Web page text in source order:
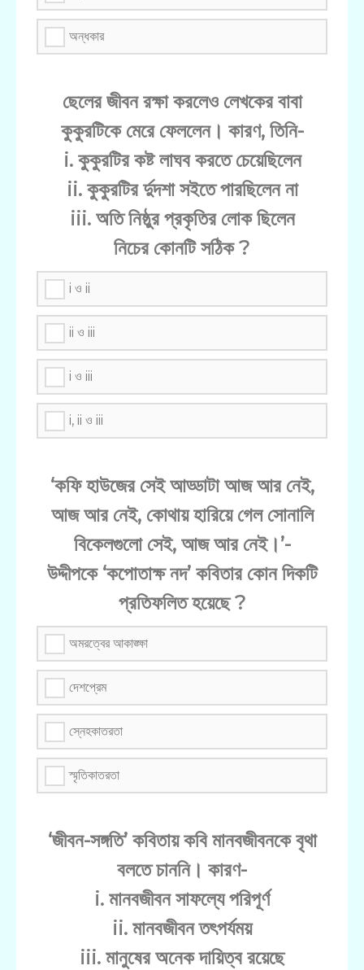
অন্ধকার
ছেলের জীবন রক্ষা করলেও লেখকের বাবা
কুকুরটিকে মেরে ফেললেন। কারণ, তিনি-
i. কুকুরটির কষ্ট লাঘব করতে চেয়েছিলেন
ii. কুকুরটির র্দুদশা সইতে পারছিলেন না
iii. অতি নিষ্ঠুর প্রকৃতির লোক ছিলেন
নিচের কোনটি সঠিক ?
i ও ii
ii ও iii
i ও iii
i, ii ও iii
‘কফি হাউজের সেই আড্ডাটা আজ আর নেই,
আজ আর নেই, কোথায় হারিয়ে গেল সোনালি
বিকেলগুলো সেই, আজ আর নেই।’-
উদ্দীপকে ‘কপোতাক্ষ নদ’ কবিতার কোন দিকটি
প্রতিফলিত হয়েছে ?
অমরত্বের আকাঙ্ক্ষা
দেশপ্রেম
স্নেহকাতরতা
স্মৃতিকাতরতা
‘জীবন-সঙ্গতি’ কবিতায় কবি মানবজীবনকে বৃথা
বলতে চাননি। কারণ-
i. মানবজীবন সাফল্যে পরিপূর্ণ
ii. মানবজীবন তৎপর্যময়
iii. মানুষের অনেক দায়িত্ব রয়েছে